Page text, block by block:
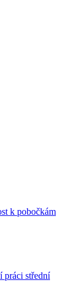
k pobočkám
práci střední